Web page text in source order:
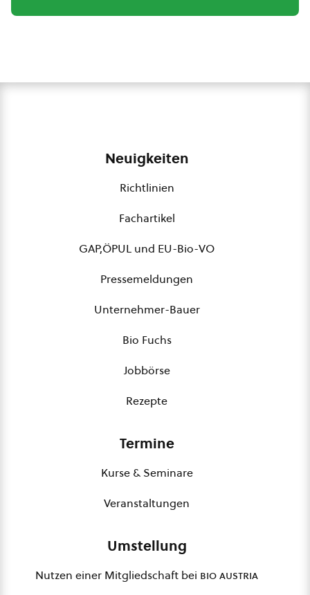
Neuigkeiten
Richtlinien
Fachartikel
GAP,ÖPUL und EU-Bio-VO
Pressemeldungen
Unternehmer-Bauer
Bio Fuchs
Jobbörse
Rezepte
Termine
Kurse & Seminare
Veranstaltungen
Umstellung
Nutzen einer Mitgliedschaft bei bio austria